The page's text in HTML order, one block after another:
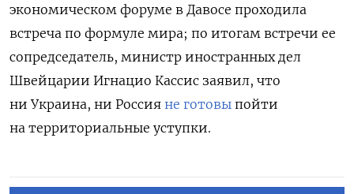
экономическом форуме в Давосе проходила
встреча по формуле мира; по итогам встречи ее
сопредседатель, министр иностранных дел
Швейцарии Игнацио Кассис заявил, что
ни Украина, ни Россия не готовы пойти
на территориальные уступки.